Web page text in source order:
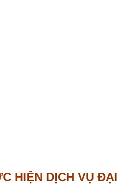
HIỆN DỊCH VỤ